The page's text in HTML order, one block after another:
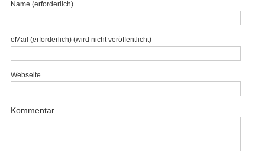
Name (erforderlich)
eMail (erforderlich) (wird nicht veröffentlicht)
Webseite
Kommentar